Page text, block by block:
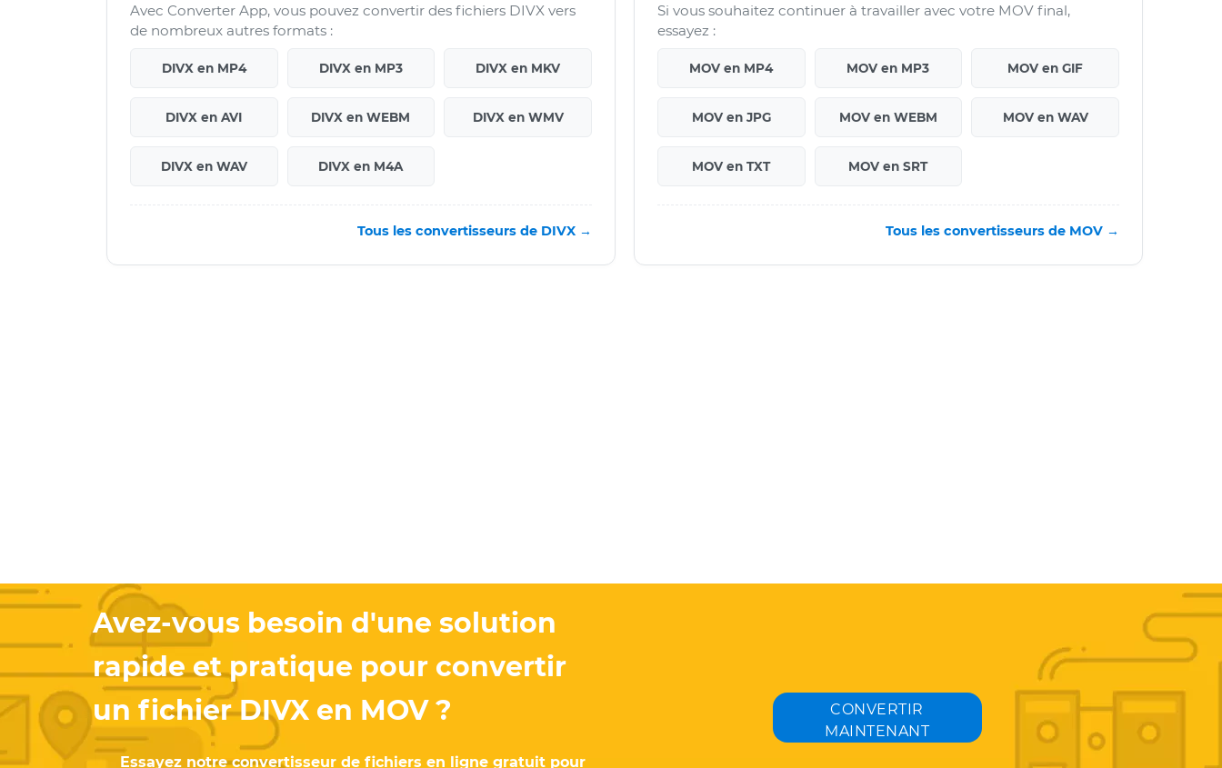
Avec Converter App, vous pouvez convertir des fichiers DIVX vers
de nombreux autres formats :
DIVX en MP4 DIVX en MP3 DIVX en MKV
DIVX en AVI DIVX en WEBM DIVX en WMV
DIVX en WAV DIVX en M4A
Tous les convertisseurs de DIVX →
Si vous souhaitez continuer à travailler avec votre MOV final,
essayez :
MOV en MP4 MOV en MP3 MOV en GIF
MOV en JPG MOV en WEBM MOV en WAV
MOV en TXT MOV en SRT
Tous les convertisseurs de MOV →
Avez-vous besoin d'une solution
rapide et pratique pour convertir
un fichier DIVX en MOV ?
Essayez notre convertisseur de fichiers en ligne gratuit pour
CONVERTIR
MAINTENANT